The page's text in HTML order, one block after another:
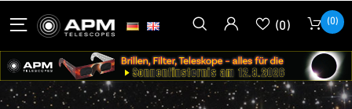
(0) (0)